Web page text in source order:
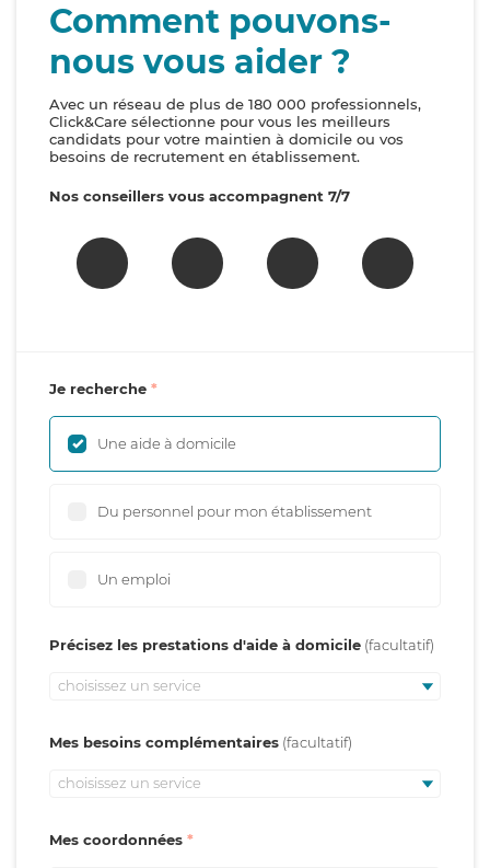
Comment pouvons-
nous vous aider ?
Avec un réseau de plus de 180 000 professionnels,
Click&Care sélectionne pour vous les meilleurs
candidats pour votre maintien à domicile ou vos
besoins de recrutement en établissement.
Nos conseillers vous accompagnent 7/7
Je recherche
Une aide à domicile
Du personnel pour mon établissement
Un emploi
Précisez les prestations d'aide à domicile
choisissez un service
Mes besoins complémentaires
choisissez un service
Mes coordonnées